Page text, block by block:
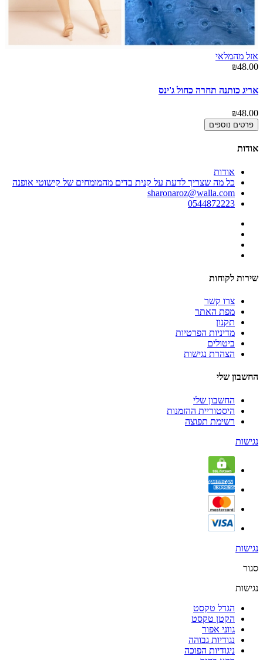
אזל מהמלאי
₪48.00
אריג כותנה תחרה כחול ג'ינס
₪48.00
פרטים נוספים
אודות
אודות
כל מה שצריך לדעת על קנית בדים מהמומחים של קישוטי אופנה
sharonaroz@walla.com
0544872223
שירות לקוחות
צרו קשר
מפת האתר
תקנון
מדיניות הפרטיות
ביטולים
הצהרת נגישות
החשבון שלי
החשבון שלי
היסטוריית ההזמנות
רשימת תפוצה
נגישות
נגישות
סגור
נגישות
הגדל טקסט
הקטן טקסט
גווני אפור
נגודיות גבוהה
ניגודיות הפוכה